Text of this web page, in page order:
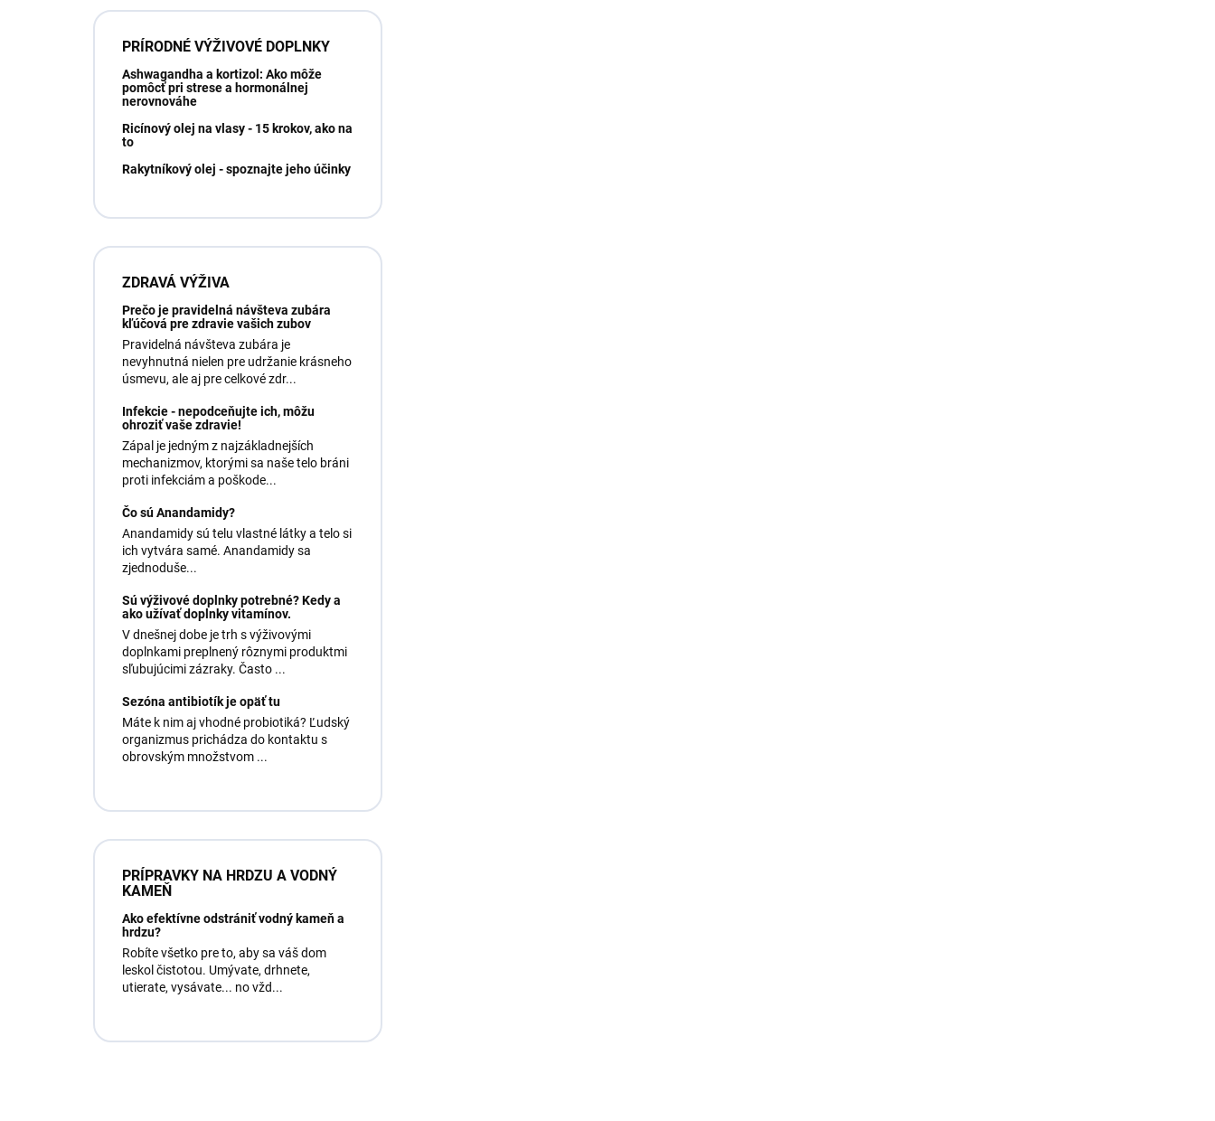
PRÍRODNÉ VÝŽIVOVÉ DOPLNKY
Ashwagandha a kortizol: Ako môže
pomôcť pri strese a hormonálnej
nerovnováhe
Ricínový olej na vlasy - 15 krokov, ako na
to
Rakytníkový olej - spoznajte jeho účinky
ZDRAVÁ VÝŽIVA
Prečo je pravidelná návšteva zubára
kľúčová pre zdravie vašich zubov
Pravidelná návšteva zubára je
nevyhnutná nielen pre udržanie krásneho
úsmevu, ale aj pre celkové zdr...
Infekcie - nepodceňujte ich, môžu
ohroziť vaše zdravie!
Zápal je jedným z najzákladnejších
mechanizmov, ktorými sa naše telo bráni
proti infekciám a poškode...
Čo sú Anandamidy?
Anandamidy sú telu vlastné látky a telo si
ich vytvára samé. Anandamidy sa
zjednoduše...
Sú výživové doplnky potrebné? Kedy a
ako užívať doplnky vitamínov.
V dnešnej dobe je trh s výživovými
doplnkami preplnený rôznymi produktmi
sľubujúcimi zázraky. Často ...
Sezóna antibiotík je opäť tu
Máte k nim aj vhodné probiotiká? Ľudský
organizmus prichádza do kontaktu s
obrovským množstvom ...
PRÍPRAVKY NA HRDZU A VODNÝ
KAMEŇ
Ako efektívne odstrániť vodný kameň a
hrdzu?
Robíte všetko pre to, aby sa váš dom
leskol čistotou. Umývate, drhnete,
utierate, vysávate... no vžd...